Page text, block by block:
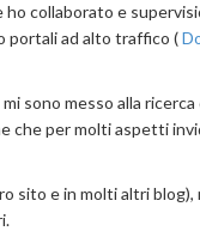
ho collaborato e
portali ad alto traffico (
sono messo alla
che per molti aspetti
sito e in molti altri blog),